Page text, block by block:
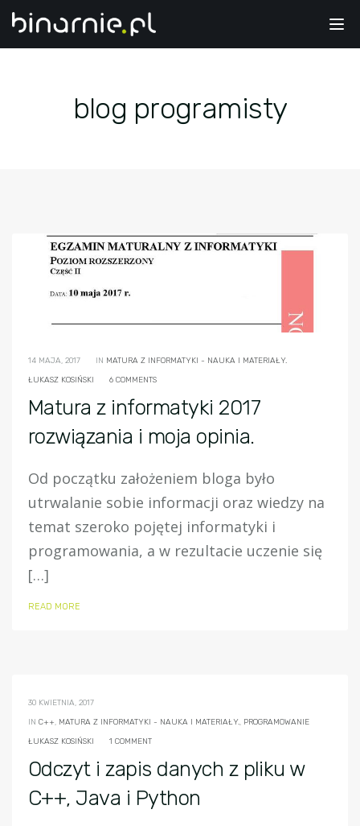
blog programisty
14 MAJA, 2017 IN MATURA Z INFORMATYKI - NAUKA I MATERIAŁY.
ŁUKASZ KOSIŃSKI
6 COMMENTS
Matura z informatyki 2017
rozwiązania i moja opinia.
Od początku założeniem bloga było
utrwalanie sobie informacji oraz wiedzy na
temat szeroko pojętej informatyki i
programowania, a w rezultacie uczenie się
[…]
READ MORE
30 KWIETNIA, 2017
IN C++, MATURA Z INFORMATYKI - NAUKA I MATERIAŁY., PROGRAMOWANIE
ŁUKASZ KOSIŃSKI
1 COMMENT
Odczyt i zapis danych z pliku w
C++, Java i Python